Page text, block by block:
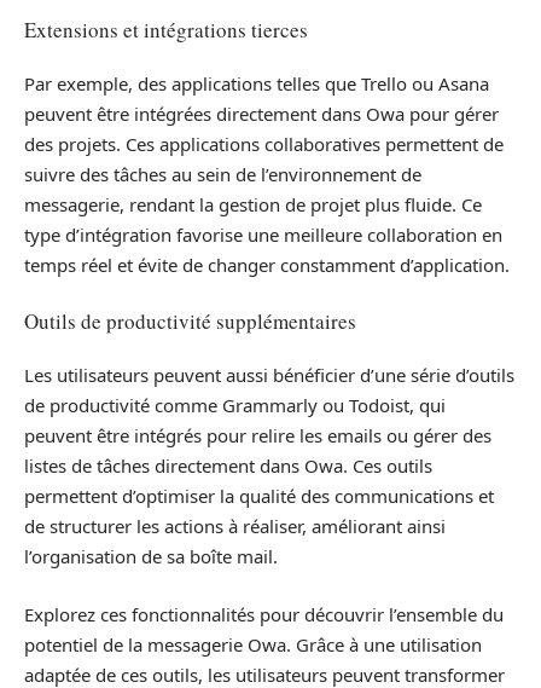
Extensions et intégrations tierces
Par exemple, des applications telles que Trello ou Asana
peuvent être intégrées directement dans Owa pour gérer
des projets. Ces applications collaboratives permettent de
suivre des tâches au sein de l’environnement de
messagerie, rendant la gestion de projet plus fluide. Ce
type d’intégration favorise une meilleure collaboration en
temps réel et évite de changer constamment d’application.
Outils de productivité supplémentaires
Les utilisateurs peuvent aussi bénéficier d’une série d’outils
de productivité comme Grammarly ou Todoist, qui
peuvent être intégrés pour relire les emails ou gérer des
listes de tâches directement dans Owa. Ces outils
permettent d’optimiser la qualité des communications et
de structurer les actions à réaliser, améliorant ainsi
l’organisation de sa boîte mail.
Explorez ces fonctionnalités pour découvrir l’ensemble du
potentiel de la messagerie Owa. Grâce à une utilisation
adaptée de ces outils, les utilisateurs peuvent transformer